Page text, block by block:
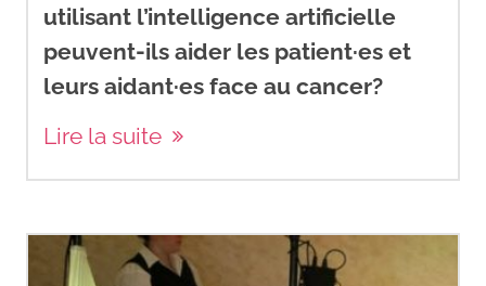
utilisant l’intelligence artificielle
peuvent-ils aider les patient·es et
leurs aidant·es face au cancer?
Lire la suite